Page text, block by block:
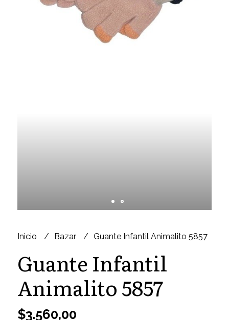
Inicio Bazar Guante Infantil Animalito 5857
Guante Infantil
Animalito 5857
$3.560,00